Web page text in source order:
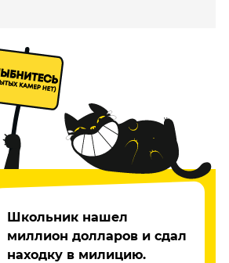
Школьник нашел
миллион долларов и сдал
находку в милицию.